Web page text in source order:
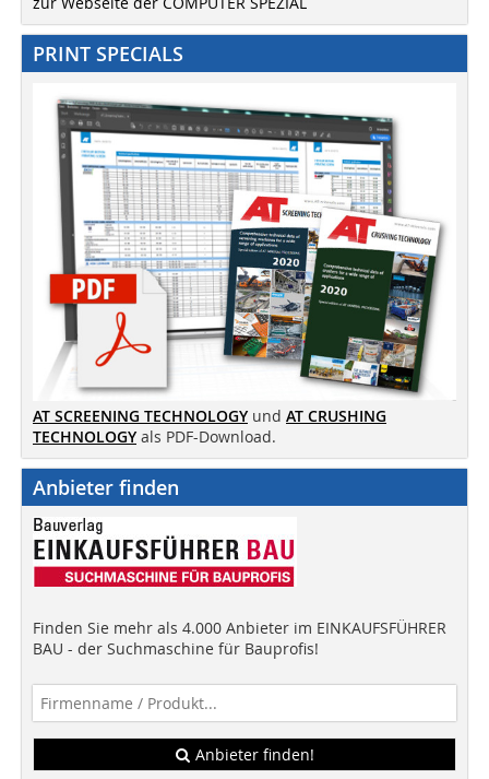
PRINT SPECIALS
AT SCREENING TECHNOLOGY und AT CRUSHING
TECHNOLOGY als PDF-Download.
Anbieter finden
Finden Sie mehr als 4.000 Anbieter im EINKAUFSFÜHRER
BAU - der Suchmaschine für Bauprofis!
Anbieter finden!